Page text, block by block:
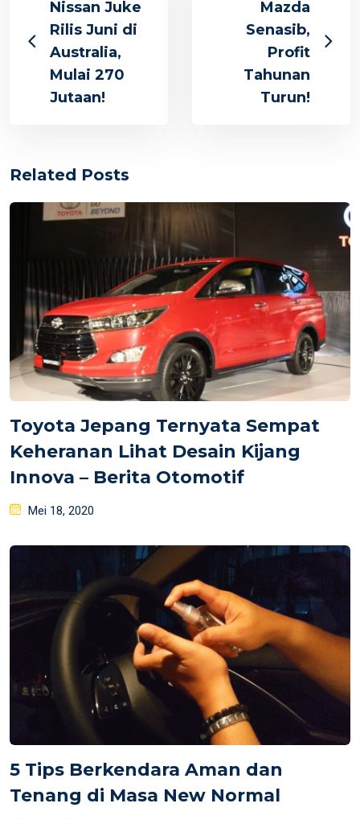
Nissan Juke
Rilis Juni di
Australia,
Mulai 270
Jutaan!
Mazda
Senasib,
Profit
Tahunan
Turun!
Related Posts
Toyota Jepang Ternyata Sempat
Keheranan Lihat Desain Kijang
Innova – Berita Otomotif
Posted
Mei 18, 2020
5 Tips Berkendara Aman dan
Tenang di Masa New Normal